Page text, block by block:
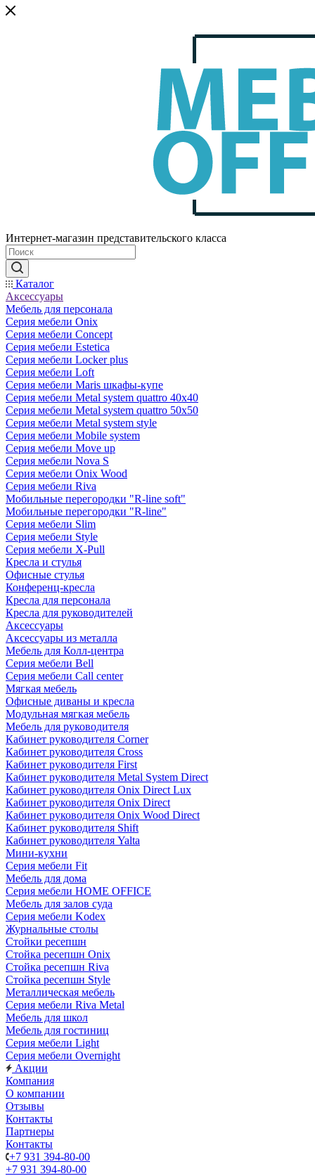
Интернет-магазин представительского класса
Каталог
Аксессуары
Мебель для персонала
Серия мебели Onix
Серия мебели Concept
Серия мебели Estetica
Серия мебели Locker plus
Серия мебели Loft
Серия мебели Maris шкафы-купе
Серия мебели Metal system quattro 40x40
Серия мебели Metal system quattro 50x50
Серия мебели Metal system style
Серия мебели Mobile system
Серия мебели Move up
Серия мебели Nova S
Серия мебели Onix Wood
Серия мебели Riva
Мобильные перегородки "R-line soft"
Мобильные перегородки "R-line"
Серия мебели Slim
Серия мебели Style
Серия мебели X-Pull
Кресла и стулья
Офисные стулья
Конференц-кресла
Кресла для персонала
Кресла для руководителей
Аксессуары
Аксессуары из металла
Мебель для Колл-центра
Серия мебели Bell
Серия мебели Call center
Мягкая мебель
Офисные диваны и кресла
Модульная мягкая мебель
Мебель для руководителя
Кабинет руководителя Corner
Кабинет руководителя Cross
Кабинет руководителя First
Кабинет руководителя Metal System Direct
Кабинет руководителя Onix Direct Lux
Кабинет руководителя Onix Direct
Кабинет руководителя Onix Wood Direct
Кабинет руководителя Shift
Кабинет руководителя Yalta
Мини-кухни
Серия мебели Fit
Мебель для дома
Серия мебели HOME OFFICE
Мебель для залов суда
Серия мебели Kodex
Журнальные столы
Стойки ресепшн
Стойка ресепшн Onix
Стойка ресепшн Riva
Стойка ресепшн Style
Металлическая мебель
Серия мебели Riva Metal
Мебель для школ
Мебель для гостиниц
Серия мебели Light
Серия мебели Overnight
Акции
Компания
О компании
Отзывы
Контакты
Партнеры
Контакты
+7 931 394-80-00
+7 931 394-80-00